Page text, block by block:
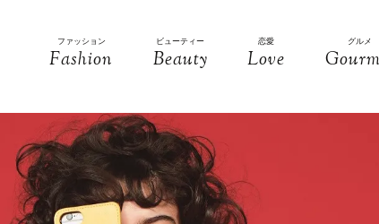
ファッション
Fashion
ビューティー
Beauty
恋愛
Love
グルメ